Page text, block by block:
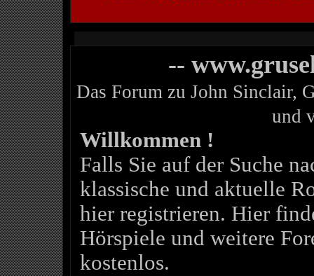
--
Das Forum zu John Sinclair,
und
Willkommen !
Falls Sie auf der Suche
klassische und aktuelle
hier registrieren. Hier
Hörspiele und weitere
kostenlos.